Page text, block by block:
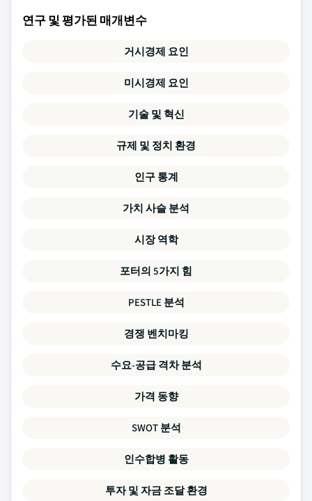
연구 및 평가된 매개변수
거시경제 요인
미시경제 요인
기술 및 혁신
규제 및 정치 환경
인구 통계
가치 사슬 분석
시장 역학
포터의 5가지 힘
PESTLE 분석
경쟁 벤치마킹
수요-공급 격차 분석
가격 동향
SWOT 분석
인수합병 활동
투자 및 자금 조달 환경